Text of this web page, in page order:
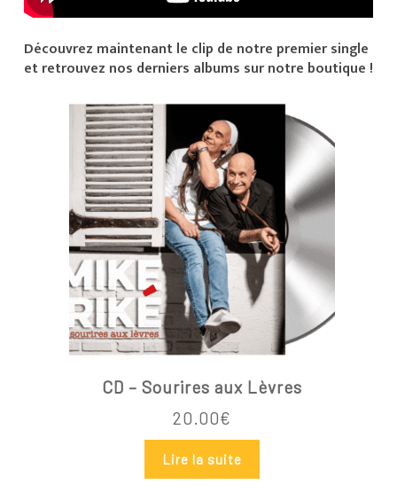
Découvrez maintenant le clip de notre premier single
et retrouvez nos derniers albums sur notre boutique !
CD – Sourires aux Lèvres
20.00€
Lire la suite